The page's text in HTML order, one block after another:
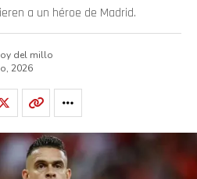
a un héroe de Madrid.
del millo
2026